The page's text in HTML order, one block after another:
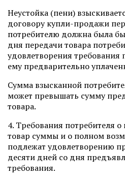
Неустойка (пени)
договору купли-продажи
потребителю должна была
дня передачи товара
удовлетворения требования
ему предварительно
Сумма взысканной
может превышать сумму
товара.
4. Требования потребителя о
товар суммы и о полном
подлежат удовлетворению
десяти дней со дня
требования.